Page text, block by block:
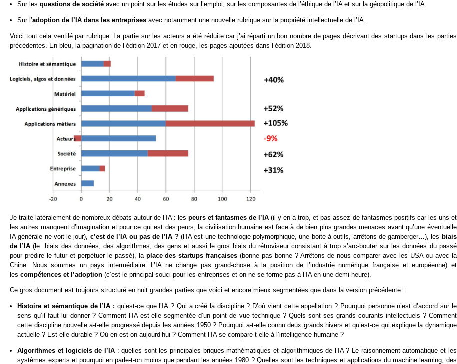
Sur lesquestions de société avec un point sur les études sur l’emploi, sur les composantes de l’éthique de l’IA et sur la géopolitique de l’IA.
Sur l’adoption de l’IA dans les entreprises avec notamment une nouvelle rubrique sur la propriété intellectuelle de l’IA.
Voici tout cela ventilé par rubrique. La partie sur les acteurs a été réduite car j’ai réparti un bon nombre de pages décrivant des startups dans les parties
précédentes. En bleu, la pagination de l’édition 2017 et en rouge, les pages ajoutées dans l’édition 2018.
Je traite latéralement de nombreux débats autour de l’IA : lespeurs et fantasmes de l’IA(il y en a trop, et pas assez de fantasmes positifs car les uns et
les autres manquent d’imagination et pour ce qui est des peurs, la civilisation humaine est face à de bien plus grandes menaces avant qu’une éventuelle
IA générale ne voit le jour), c’est de l’IA ou pas de l’IA ? (l’IA est une technologie polymorphique, une boite à outils, arrêtons de gamberger…), les biais
de l’IA(le biais des données, des algorithmes, des gens et aussi le gros biais du rétroviseur consistant à trop s’arc-bouter sur les données du passé
pour prédire le futur et perpétuer le passé), la place des startups françaises(bonne pas bonne ? Arrêtons de nous comparer avec les USA ou avec la
Chine. Nous sommes un pays intermédiaire. L’IA ne change pas grand-chose à la position de l’industrie numérique française et européenne) et
les compétences et l’adoption (c’est le principal souci pour les entreprises et on ne se forme pas à l’IA en une demi-heure).
Ce gros document est toujours structuré en huit grandes parties que voici et encore mieux segmentées que dans la version précédente :
Histoire et sémantique de l’IA : qu’est-ce que l’IA ? Qui a créé la discipline ? D’où vient cette appellation ? Pourquoi personne n’est d’accord sur le
sens qu’il faut lui donner ? Comment l’IA est-elle segmentée d’un point de vue technique ? Quels sont ses grands courants intellectuels ? Comment
cette discipline nouvelle a-t-elle progressé depuis les années 1950 ? Pourquoi a-t-elle connu deux grands hivers et qu’est-ce qui explique la dynamique
actuelle ? Est-elle durable ? Où en est-on aujourd’hui ? Comment l’IA se compare-t-elle à l’intelligence humaine ?
Algorithmes et logiciels de l’IA : quelles sont les principales briques mathématiques et algorithmiques de l’IA ? Le raisonnement automatique et les
systèmes experts et pourquoi en parle-t-on moins que pendant les années 1980 ? Quelles sont les techniques et applications du machine learning, des